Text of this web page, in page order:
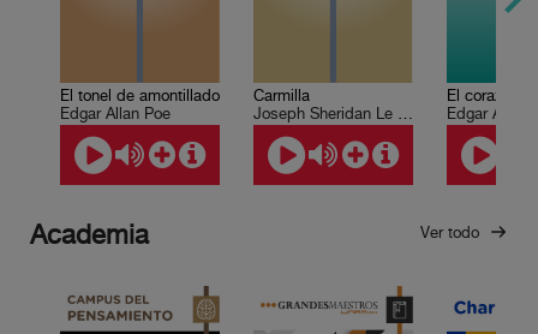
El tonel de amontillado
Edgar Allan Poe
Carmilla
Joseph Sheridan Le Fanu
El corazón
Edgar Allan
Academia Ver todo